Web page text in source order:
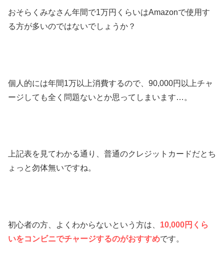
おそらくみなさん年間で1万円くらいはAmazonで使用す
る方が多いのではないでしょうか？
個人的には年間1万以上消費するので、90,000円以上チャ
ージしても全く問題ないとか思ってしまいます…。
上記表を見てわかる通り、普通のクレジットカードだとち
ょっと勿体無いですね。
初心者の方、よくわからないという方は、 10,000円くら
いをコンビニでチャージするのがおすすめです。